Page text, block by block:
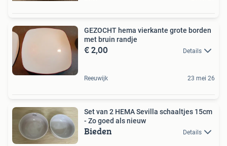
GEZOCHT hema vierkante grote borden
met bruin randje
€ 2,00 Details
Reeuwijk 23 mei 26
Set van 2 HEMA Sevilla schaaltjes 15cm
- Zo goed als nieuw
Bieden Details